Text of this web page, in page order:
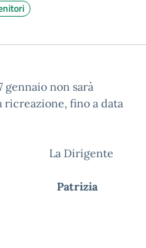
gennaio non sarà
ricreazione, fino a data
La Dirigente
Patrizia